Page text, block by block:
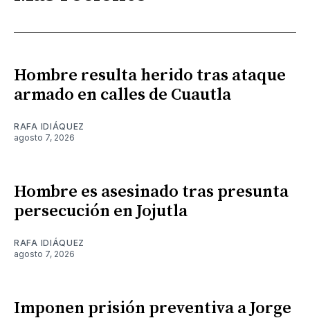
Hombre resulta herido tras ataque
armado en calles de Cuautla
RAFA IDIÁQUEZ
agosto 7, 2026
Hombre es asesinado tras presunta
persecución en Jojutla
RAFA IDIÁQUEZ
agosto 7, 2026
Imponen prisión preventiva a Jorge